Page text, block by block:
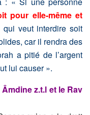
pour elle-même et
veut interdire soit
car il rendra des
a pitié de l’argent
lui causer ».
z.t.l et le Rav